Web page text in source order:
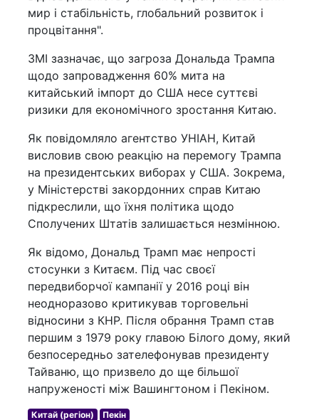
мир і стабільність, глобальний розвиток і
процвітання".
ЗМІ зазначає, що загроза Дональда Трампа
щодо запровадження 60% мита на
китайський імпорт до США несе суттєві
ризики для економічного зростання Китаю.
Як повідомляло агентство УНІАН, Китай
висловив свою реакцію на перемогу Трампа
на президентських виборах у США. Зокрема,
у Міністерстві закордонних справ Китаю
підкреслили, що їхня політика щодо
Сполучених Штатів залишається незмінною.
Як відомо, Дональд Трамп має непрості
стосунки з Китаєм. Під час своєї
передвиборчої кампанії у 2016 році він
неодноразово критикував торговельні
відносини з КНР. Після обрання Трамп став
першим з 1979 року главою Білого дому, який
безпосередньо зателефонував президенту
Тайваню, що призвело до ще більшої
напруженості між Вашингтоном і Пекіном.
Китай (регіон)
Пекін